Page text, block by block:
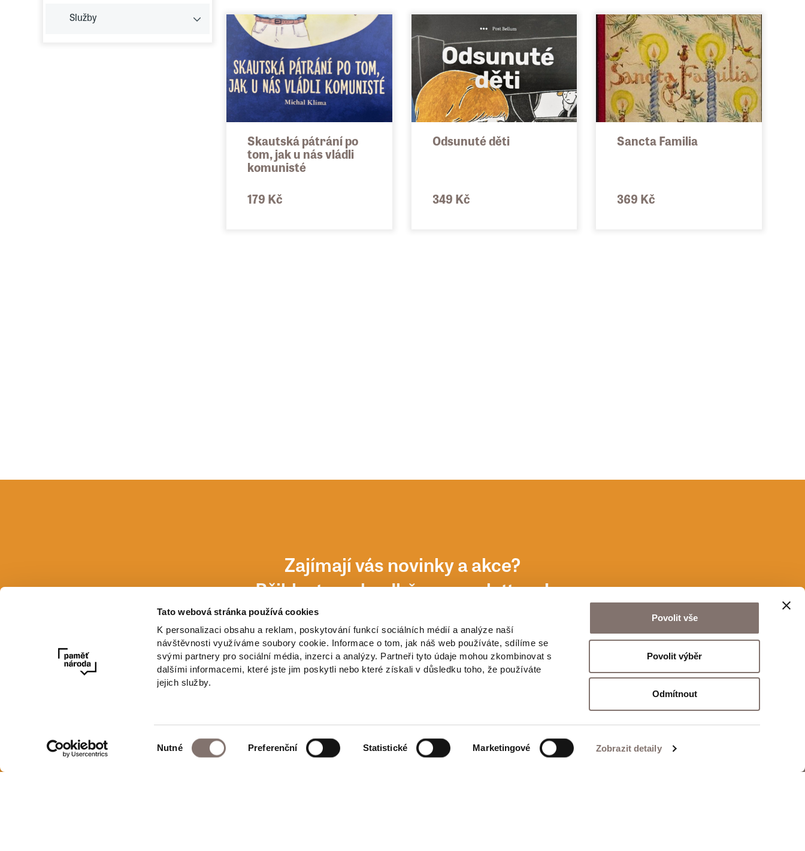
Tato webová stránka používá cookies
K personalizaci obsahu a reklam, poskytování funkcí sociálních médií a analýze naší
návštěvnosti využíváme soubory cookie. Informace o tom, jak náš web používáte, sdílíme se
svými partnery pro sociální média, inzerci a analýzy. Partneři tyto údaje mohou zkombinovat s
dalšími informacemi, které jste jim poskytli nebo které získali v důsledku toho, že používáte
jejich služby.
souhlasu
Nutné Preferenční Statistické Marketingové Zobrazit detaily
Povolit vše
Povolit výběr
Odmítnout
Skautská pátrání po
tom, jak u nás vládli
komunisté
179 Kč
Odsunuté děti
349 Kč
Sancta Familia
369 Kč
Služby
Newsletter
Zajímají vás novinky a akce?
Přihlaste se k odběru newsletteru!
E-mail